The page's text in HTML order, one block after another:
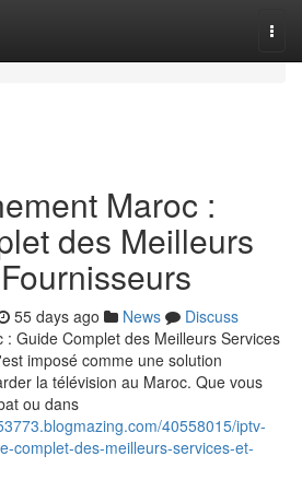
Maroc :
des Meilleurs
55 days ago News
Discuss
: Guide Complet des Meilleurs Services
imposé comme une solution
la télévision au Maroc. Que vous
ou dans
40558015/iptv-
complet-des-meilleurs-services-et-